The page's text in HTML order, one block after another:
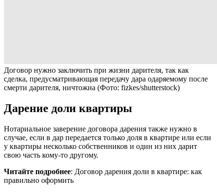
Договор нужно заключить при жизни дарителя, так как
сделка, предусматривающая передачу дара одаряемому после
смерти дарителя, ничтожна (Фото: fizkes/shutterstock)
Дарение доли квартиры
Нотариальное заверение договора дарения также нужно в
случае, если в дар передается только доля в квартире или если
у квартиры несколько собственников и один из них дарит
свою часть кому-то другому.
Читайте подробнее: Договор дарения доли в квартире: как
правильно оформить